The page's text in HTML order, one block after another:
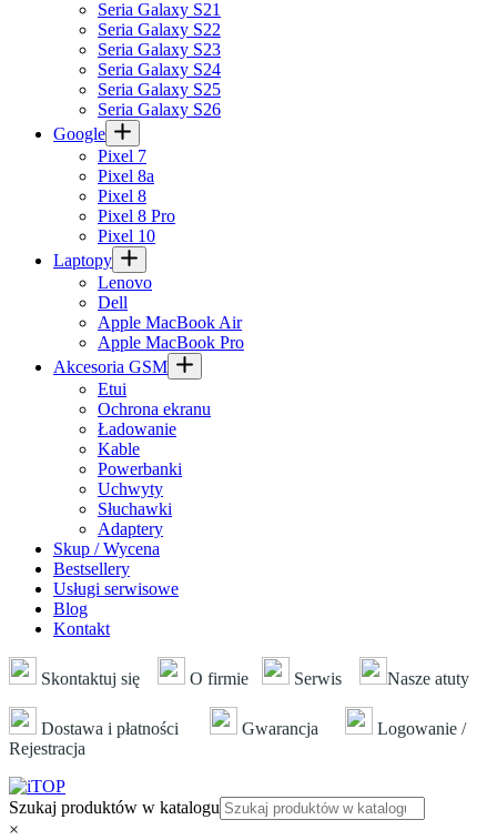
Seria Galaxy S21
Seria Galaxy S22
Seria Galaxy S23
Seria Galaxy S24
Seria Galaxy S25
Seria Galaxy S26
Google
Pixel 7
Pixel 8a
Pixel 8
Pixel 8 Pro
Pixel 10
Laptopy
Lenovo
Dell
Apple MacBook Air
Apple MacBook Pro
Akcesoria GSM
Etui
Ochrona ekranu
Ładowanie
Kable
Powerbanki
Uchwyty
Słuchawki
Adaptery
Skup / Wycena
Bestsellery
Usługi serwisowe
Blog
Kontakt
Skontaktuj się O firmie Serwis Nasze atuty
Dostawa i płatności Gwarancja
Logowanie /
Rejestracja
Szukaj produktów w katalogu
×